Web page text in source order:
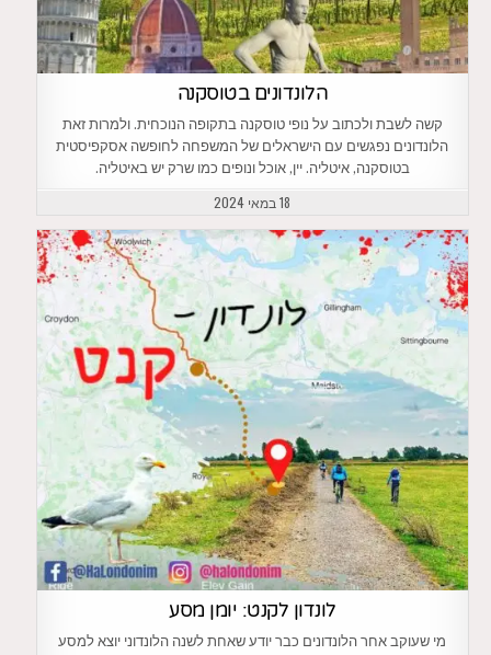
הלונדונים בטוסקנה
קשה לשבת ולכתוב על נופי טוסקנה בתקופה הנוכחית. ולמרות זאת
הלונדונים נפגשים עם הישראלים של המשפחה לחופשה אסקפיסטית
בטוסקנה, איטליה. יין, אוכל ונופים כמו שרק יש באיטליה.
18 במאי 2024
לונדון לקנט: יומן מסע
מי שעוקב אחר הלונדונים כבר יודע שאחת לשנה הלונדוני יוצא למסע